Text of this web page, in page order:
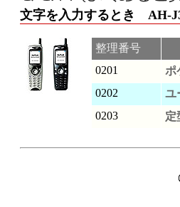
文字を入力するとき AH-
整理番号
0201
ポ
0202
ユ
0203
定